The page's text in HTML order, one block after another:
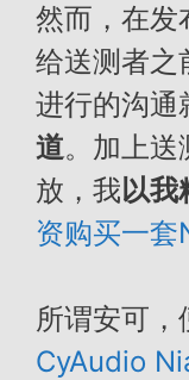
然而，在发
给送测者之
进行的沟通
道。加上送
放，我以我
资购买一
所谓安可，
CyAudio